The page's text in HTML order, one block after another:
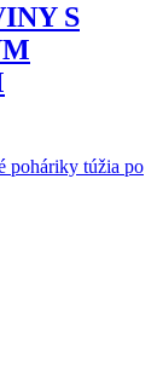
S
poháriky túžia po